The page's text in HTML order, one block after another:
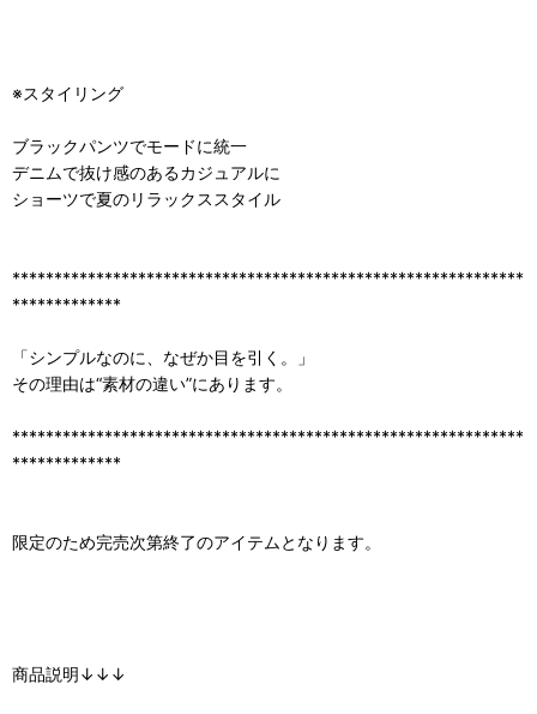
※スタイリング
ブラックパンツでモードに統一
デニムで抜け感のあるカジュアルに
ショーツで夏のリラックススタイル
*************************************************************
*************
「シンプルなのに、なぜか目を引く。」
その理由は“素材の違い”にあります。
*************************************************************
*************
限定のため完売次第終了のアイテムとなります。
商品説明↓↓↓